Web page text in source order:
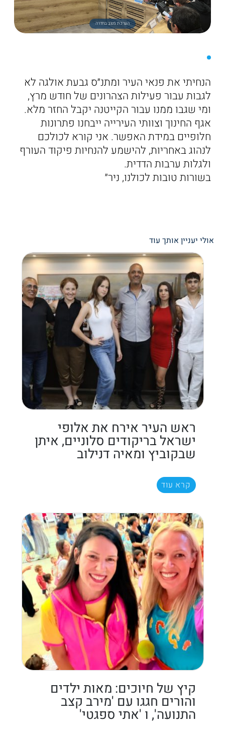
הערכת מצב בחדרה
הנחיתי את פנאי העיר ומתנ״ס גבעת אולגה לא
לגבות עבור פעילות הצהרונים של חודש מרץ,
ומי שגבו ממנו עבור הקייטנה יקבל החזר מלא.
אגף החינוך וצוותי העירייה ייבחנו פתרונות
חלופיים במידת האפשר. אני קורא לכולכם
לנהוג באחריות, להישמע להנחיות פיקוד העורף
ולגלות ערבות הדדית.
בשורות טובות לכולנו, ניר״
אולי יעניין אותך עוד
ראש העיר אירח את אלופי
ישראל בריקודים סלוניים, איתן
שבקוביץ ומאיה דנילוב
קרא עוד
קיץ של חיוכים: מאות ילדים
והורים חגגו עם 'מירב קצב
התנועה', ו 'אתי ספגטי'